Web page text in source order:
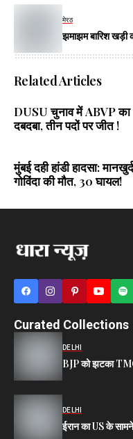
मेरठ
झमाझम बारिश खड़ी
Related Articles
DUSU चुनाव में ABVP का
दबदबा, तीन पदों पर जीत !
मुंबई दही हांडी हादसा:
गोविंदा की मौत, 30 घायल!
Curated Collections
DELHI
BJP को झटका
DELHI
ईरान का US के